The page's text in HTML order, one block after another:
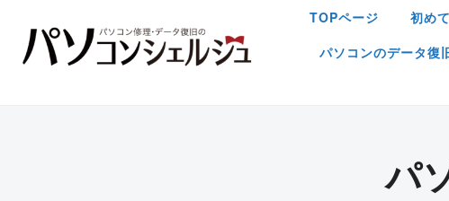
TOPページ 初め
パソコンのデータ復
パ